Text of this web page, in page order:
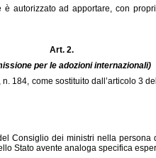
autorizzato ad apportare, con
Art. 2.
per le adozioni internazionali)
184, come sostituito dall’articolo 3
Consiglio dei ministri nella persona
Stato avente analoga specifica